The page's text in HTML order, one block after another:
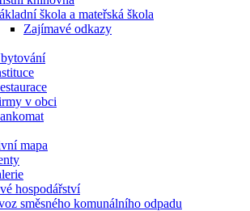
škola a mateřská škola
Zajímavé odkazy
v obci
mapa
hospodářství
směsného komunálního odpadu